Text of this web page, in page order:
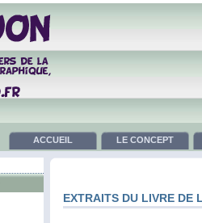
ACCUEIL LE CONCEPT
EXTRAITS DU LIVRE DE